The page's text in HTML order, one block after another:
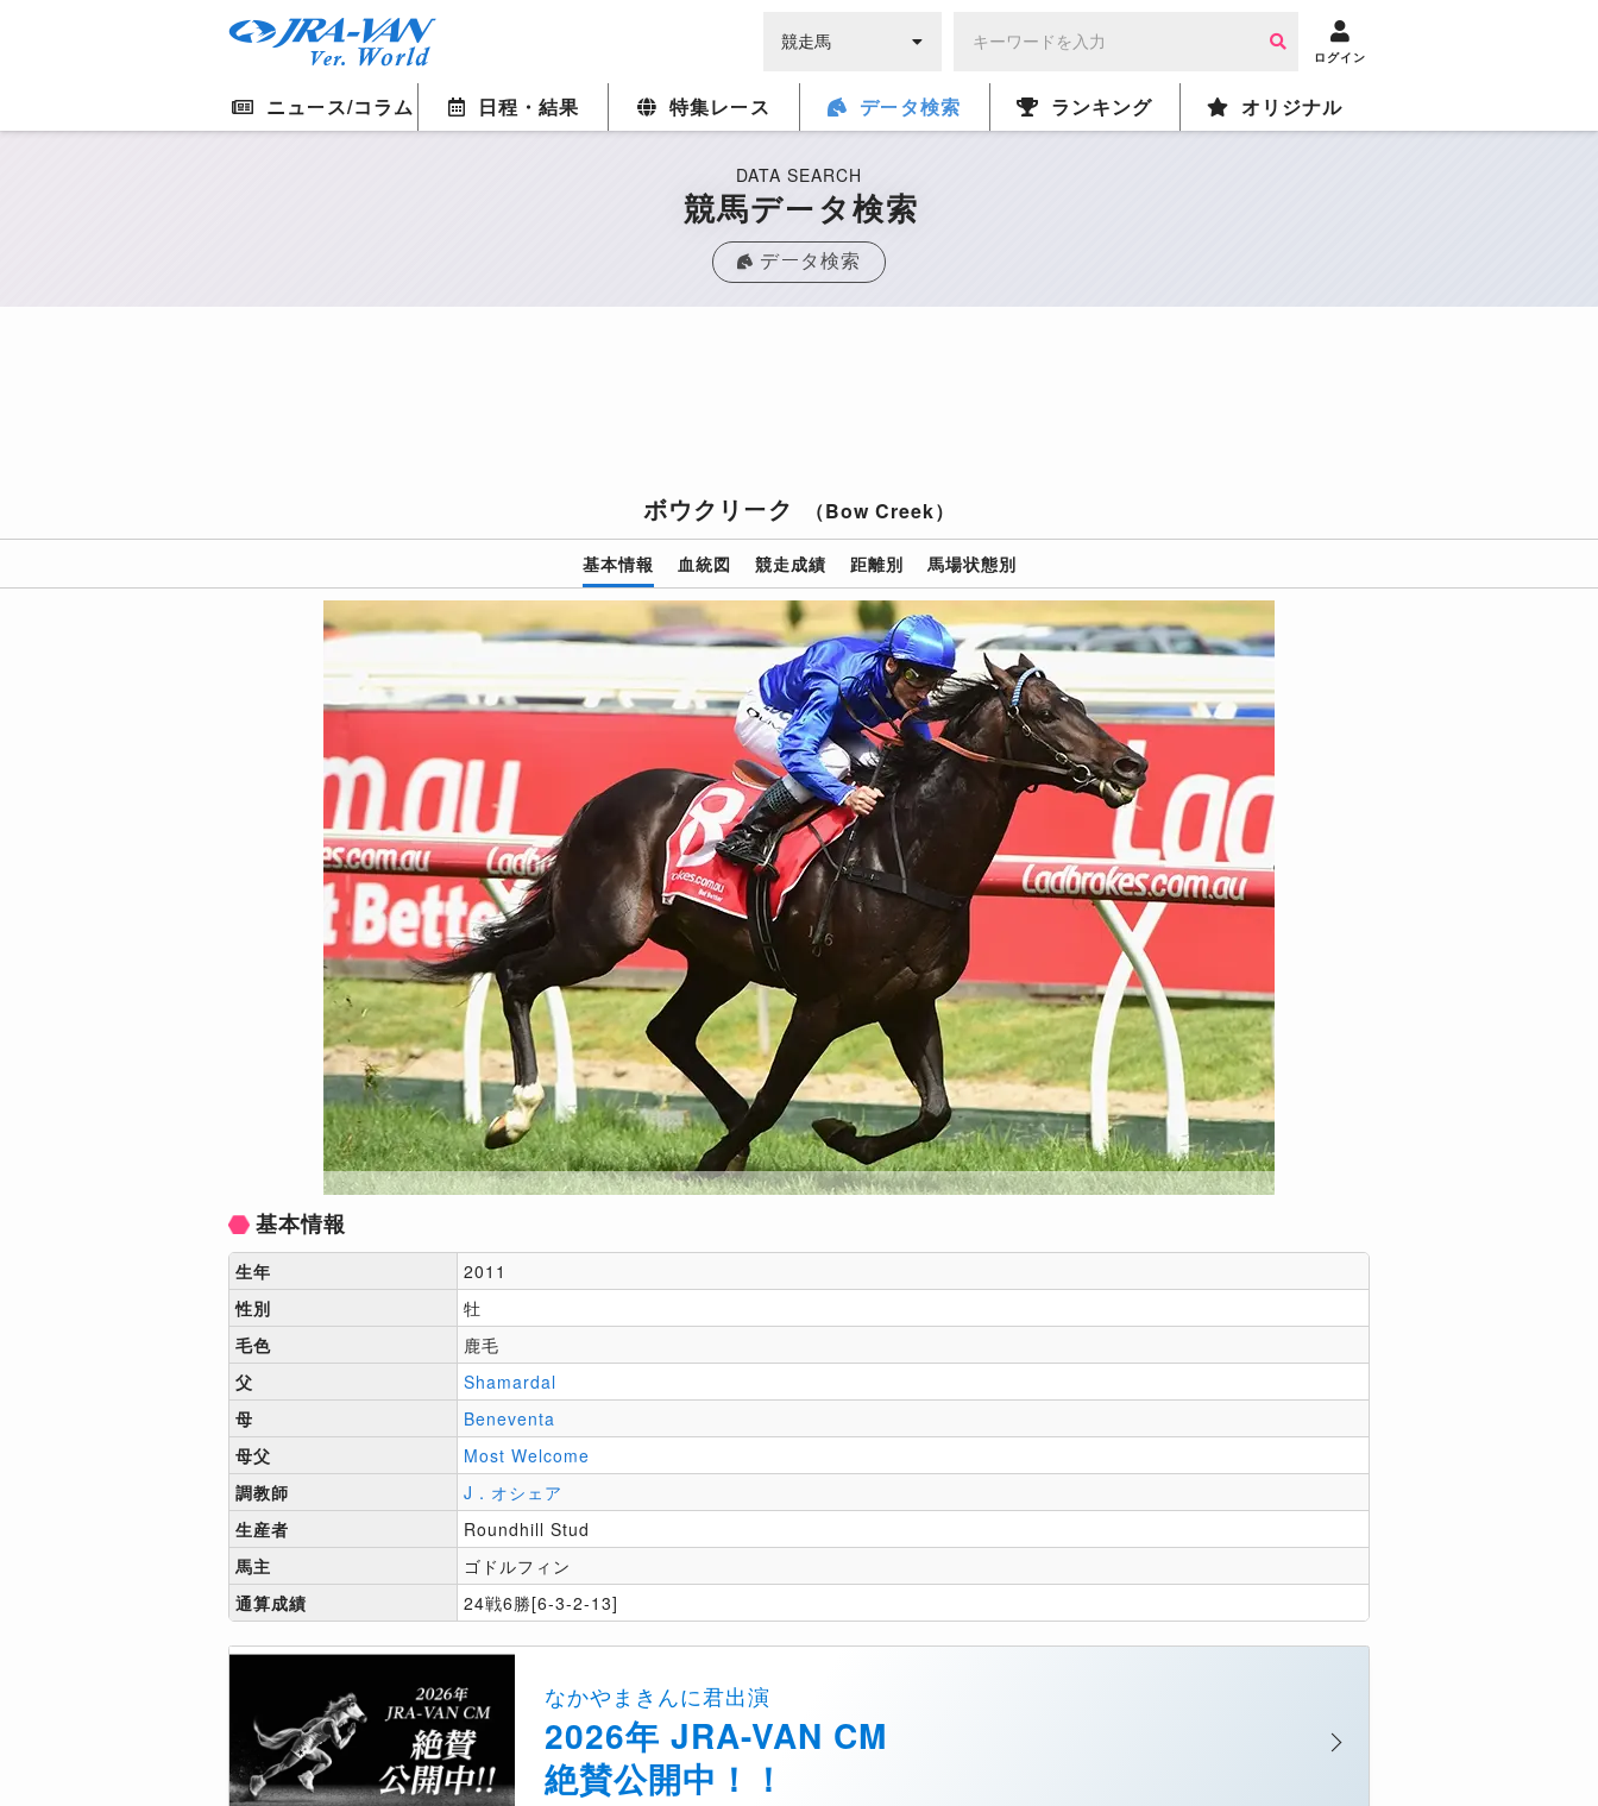
ログイン
ニュース/コラム 日程・結果 特集レース データ検索 ランキング オリジナル
DATA SEARCH
競馬データ検索
データ検索
ボウクリーク （Bow Creek）
基本情報 血統図 競走成績 距離別 馬場状態別
基本情報
生年
2011
性別
牡
毛色
鹿毛
父
Shamardal
母
Beneventa
母父
Most Welcome
調教師
J．オシェア
生産者
Roundhill Stud
馬主
ゴドルフィン
通算成績
24戦6勝[6-3-2-13]
なかやまきんに君出演
2026年 JRA-VAN CM
絶賛公開中！！